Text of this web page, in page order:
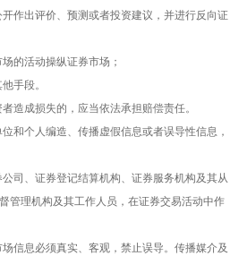
开作出评价、预测或者投资建议，并进行反向证
的活动操纵证券市场；
手段。
造成损失的，应当依法承担赔偿责任。
和个人编造、传播虚假信息或者误导性信息，
司、证券登记结算机构、证券服务机构及其从
管理机构及其工作人员，在证券交易活动中作
信息必须真实、客观，禁止误导。传播媒介及